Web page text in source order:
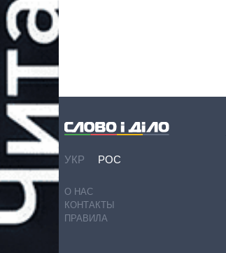
УКР РОС
О НАС
КОНТАКТЫ
ПРАВИЛА